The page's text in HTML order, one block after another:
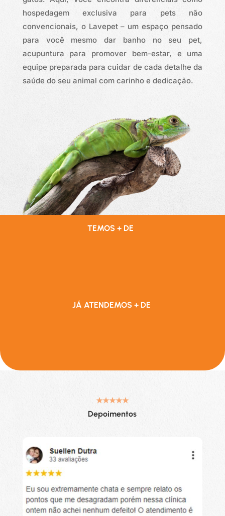
hospedagem exclusiva para pets não
convencionais, o Lavepet – um espaço pensado
para você mesmo dar banho no seu pet,
acupuntura para promover bem-estar, e uma
equipe preparada para cuidar de cada detalhe da
saúde do seu animal com carinho e dedicação.
TEMOS + DE
JÁ ATENDEMOS + DE
★★★★★
Depoimentos